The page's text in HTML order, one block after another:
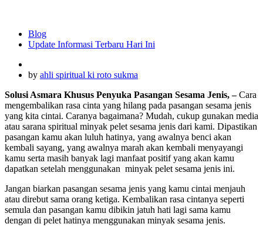
Blog
Update Informasi Terbaru Hari Ini
by ahli spiritual ki roto sukma
Solusi Asmara Khusus Penyuka Pasangan Sesama Jenis, –Cara
mengembalikan rasa cinta yang hilang pada pasangan sesama jenis
yang kita cintai. Caranya bagaimana? Mudah, cukup gunakan media
atau sarana spiritual minyak pelet sesama jenis dari kami. Dipastikan
pasangan kamu akan luluh hatinya, yang awalnya benci akan
kembali sayang, yang awalnya marah akan kembali menyayangi
kamu serta masih banyak lagi manfaat positif yang akan kamu
dapatkan setelah menggunakan minyak pelet sesama jenis ini.
Jangan biarkan pasangan sesama jenis yang kamu cintai menjauh
atau direbut sama orang ketiga. Kembalikan rasa cintanya seperti
semula dan pasangan kamu dibikin jatuh hati lagi sama kamu
dengan di pelet hatinya menggunakan minyak sesama jenis.